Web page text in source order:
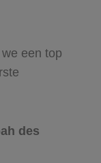
een top
des